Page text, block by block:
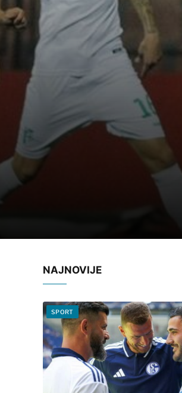
NAJNOVIJE
SPORT